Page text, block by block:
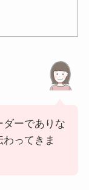
ーでありな
ってきま